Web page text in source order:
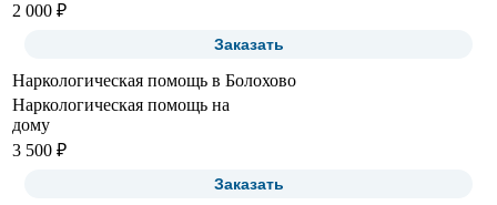
2 000 ₽
Заказать
Наркологическая помощь в Болохово
Наркологическая помощь на
дому
3 500 ₽
Заказать